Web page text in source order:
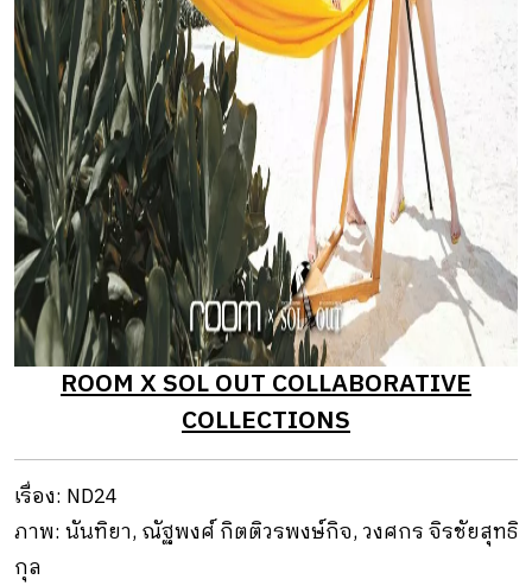
ROOM X SOL OUT COLLABORATIVE
COLLECTIONS
เรื่อง: ND24
ภาพ: นันทิยา, ณัฐพงศ์ กิตติวรพงษ์กิจ, วงศกร จิรชัยสุทธิ
กุล